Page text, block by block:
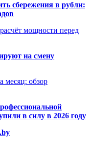
сбережения в рубли:
мощности перед
на смену
месяц: обзор
в силу в 2026 году